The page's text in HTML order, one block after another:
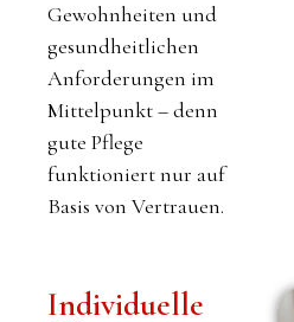
Gewohnheiten und
gesundheitlichen
Anforderungen im
Mittelpunkt – denn
gute Pflege
funktioniert nur auf
Basis von Vertrauen.
Individuelle